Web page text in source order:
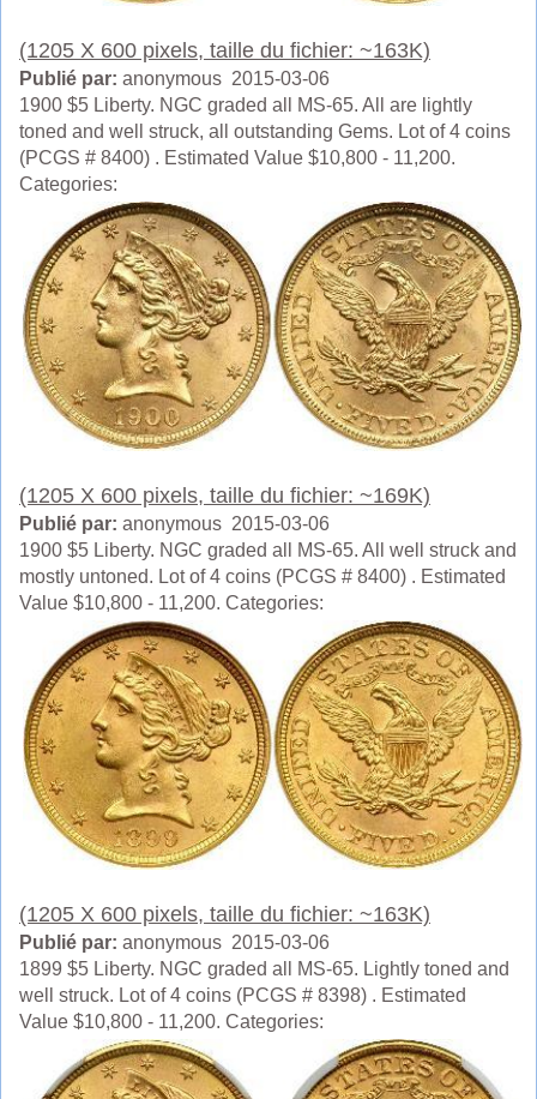
(1205 X 600 pixels, taille du fichier: ~163K)
Publié par: anonymous 2015-03-06
1900 $5 Liberty. NGC graded all MS-65. All are lightly
toned and well struck, all outstanding Gems. Lot of 4 coins
(PCGS # 8400) . Estimated Value $10,800 - 11,200.
Categories:
(1205 X 600 pixels, taille du fichier: ~169K)
Publié par: anonymous 2015-03-06
1900 $5 Liberty. NGC graded all MS-65. All well struck and
mostly untoned. Lot of 4 coins (PCGS # 8400) . Estimated
Value $10,800 - 11,200. Categories:
(1205 X 600 pixels, taille du fichier: ~163K)
Publié par: anonymous 2015-03-06
1899 $5 Liberty. NGC graded all MS-65. Lightly toned and
well struck. Lot of 4 coins (PCGS # 8398) . Estimated
Value $10,800 - 11,200. Categories: